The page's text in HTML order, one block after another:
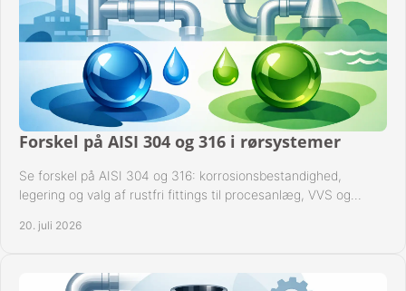
Forskel på AISI 304 og 316 i rørsystemer
Se forskel på AISI 304 og 316: korrosionsbestandighed,
legering og valg af rustfri fittings til procesanlæg, VVS og
20. juli 2026